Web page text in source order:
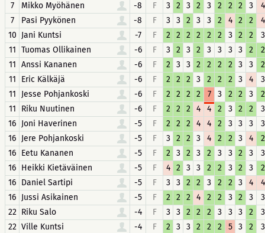
7
Mikko Myöhänen -8 F 3 2 3 2 3 2 2 2 3
4
7
Pasi Pyykönen -8 F 3 3 2 3 3 2 4 2 2
4
10 Jani Kuntsi -7 F 2 2 2 2 2 2 3 2 2
3
11 Tuomas Ollikainen -6 F 3 2 3 2 3 3 3 3 2
2
11 Anssi Kananen -6 F 2 3 3 2 2 2 2 3 3
2
11
Eric Kälkäjä -6 F 2 2 2 3 2 2 2 3 4
3
11
Jesse Pohjankoski -6 F 2 2 2 2 7 3 2 2 3
2
11
Riku Nuutinen -6 F 2 2 2 4 4 2 3 2 2
3
16 Joni Haverinen -5 F 2 2 2 4 4 2 3 3 3
3
16 Jere Pohjankoski -5 F 3 2 2 3 4 2 2 3 4
2
16 Eetu Kananen -5 F 2 3 2 3 2 3 3 2 3
3
16 Heikki Kietäväinen -5 F 4 2 3 3 2 2 3 2 3
2
16 Daniel Sartipi -5 F 3 3 2 2 3 2 2 3 4
4
16 Jussi Asikainen -5 F 2 2 2 4 2 2 3 2 3
3
22 Riku Salo -4 F 3 3 2 2 2 3 3 3 2
3
22 Ville Kuntsi -4 F 2 3 3 2 2 2 5 3 2 3